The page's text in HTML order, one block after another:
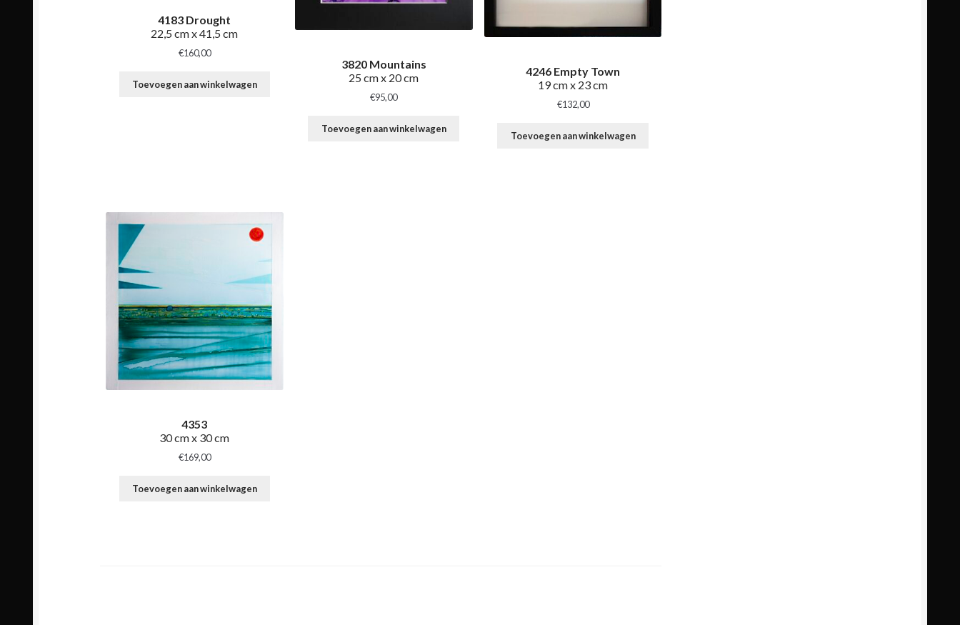
4183 Drought
22,5 cm x 41,5 cm
€160,00
Toevoegen aan winkelwagen
3820 Mountains
25 cm x 20 cm
€95,00
Toevoegen aan winkelwagen
4246 Empty Town
19 cm x 23 cm
€132,00
Toevoegen aan winkelwagen
4353
30 cm x 30 cm
€169,00
Toevoegen aan winkelwagen